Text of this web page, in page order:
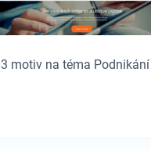
motiv na téma